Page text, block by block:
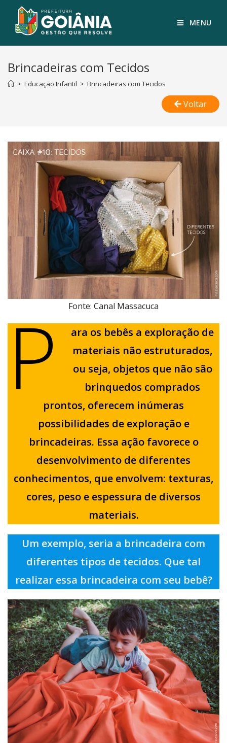
MENU
Brincadeiras com Tecidos
> Educação Infantil > Brincadeiras com Tecidos
Voltar
Fonte: Canal Massacuca
P
ara os bebês a exploração de
materiais não estruturados,
ou seja, objetos que não são
brinquedos comprados
prontos, oferecem inúmeras
possibilidades de exploração e
brincadeiras. Essa ação favorece o
desenvolvimento de diferentes
conhecimentos, que envolvem: texturas,
cores, peso e espessura de diversos
materiais.
Um exemplo, seria a brincadeira com
diferentes tipos de tecidos. Que tal
realizar essa brincadeira com seu bebê?